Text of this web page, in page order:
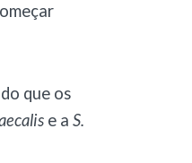
que os
e aS.